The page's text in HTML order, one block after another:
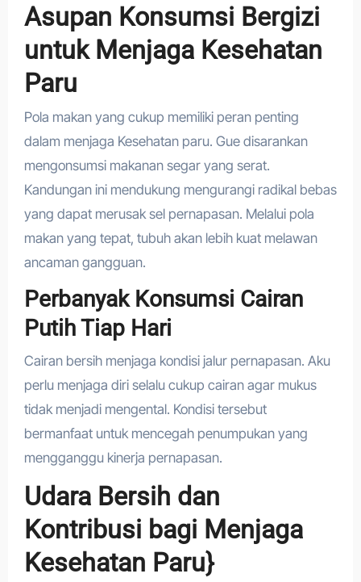
Asupan Konsumsi Bergizi
untuk Menjaga Kesehatan
Paru
Pola makan yang cukup memiliki peran penting
dalam menjaga Kesehatan paru. Gue disarankan
mengonsumsi makanan segar yang serat.
Kandungan ini mendukung mengurangi radikal bebas
yang dapat merusak sel pernapasan. Melalui pola
makan yang tepat, tubuh akan lebih kuat melawan
ancaman gangguan.
Perbanyak Konsumsi Cairan
Putih Tiap Hari
Cairan bersih menjaga kondisi jalur pernapasan. Aku
perlu menjaga diri selalu cukup cairan agar mukus
tidak menjadi mengental. Kondisi tersebut
bermanfaat untuk mencegah penumpukan yang
mengganggu kinerja pernapasan.
Udara Bersih dan
Kontribusi bagi Menjaga
Kesehatan Paru}